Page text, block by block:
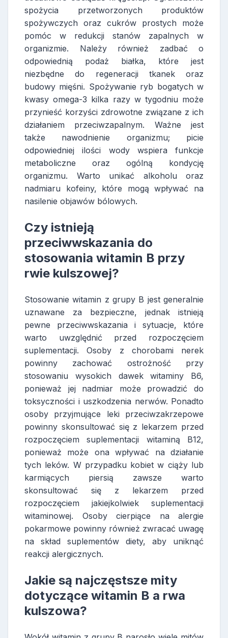
spożycia przetworzonych produktów
spożywczych oraz cukrów prostych może
pomóc w redukcji stanów zapalnych w
organizmie. Należy również zadbać o
odpowiednią podaż białka, które jest
niezbędne do regeneracji tkanek oraz
budowy mięśni. Spożywanie ryb bogatych w
kwasy omega-3 kilka razy w tygodniu może
przynieść korzyści zdrowotne związane z ich
działaniem przeciwzapalnym. Ważne jest
także nawodnienie organizmu; picie
odpowiedniej ilości wody wspiera funkcje
metaboliczne oraz ogólną kondycję
organizmu. Warto unikać alkoholu oraz
nadmiaru kofeiny, które mogą wpływać na
nasilenie objawów bólowych.
Czy istnieją
przeciwwskazania do
stosowania witamin B przy
rwie kulszowej?
Stosowanie witamin z grupy B jest generalnie
uznawane za bezpieczne, jednak istnieją
pewne przeciwwskazania i sytuacje, które
warto uwzględnić przed rozpoczęciem
suplementacji. Osoby z chorobami nerek
powinny zachować ostrożność przy
stosowaniu wysokich dawek witaminy B6,
ponieważ jej nadmiar może prowadzić do
toksyczności i uszkodzenia nerwów. Ponadto
osoby przyjmujące leki przeciwzakrzepowe
powinny skonsultować się z lekarzem przed
rozpoczęciem suplementacji witaminą B12,
ponieważ może ona wpływać na działanie
tych leków. W przypadku kobiet w ciąży lub
karmiących piersią zawsze warto
skonsultować się z lekarzem przed
rozpoczęciem jakiejkolwiek suplementacji
witaminowej. Osoby cierpiące na alergie
pokarmowe powinny również zwracać uwagę
na skład suplementów diety, aby uniknąć
reakcji alergicznych.
Jakie są najczęstsze mity
dotyczące witamin B a rwa
kulszowa?